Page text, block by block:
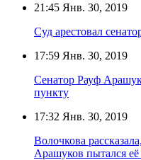
21:45 Янв. 30, 2019
Суд арестовал
17:59 Янв. 30, 2019
Сенатор Рауф
пункту
17:32 Янв. 30, 2019
Волочкова
Арашуков пытался